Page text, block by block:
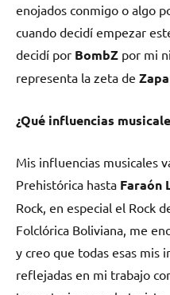
enojados conmigo o algo
cuando decidí empezar
decidí por BombZ por mi
representa la zeta de
¿Qué influencias
Mis influencias musicales
Prehistórica hasta Faraón
Rock, en especial el Rock
Folclórica Boliviana, me
y creo que todas esas mis
reflejadas en mi trabajo